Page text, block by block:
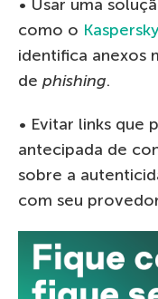
• Usar uma
como o
identifica anexos
de phishing.
• Evitar links que
antecipada de
sobre a
com seu